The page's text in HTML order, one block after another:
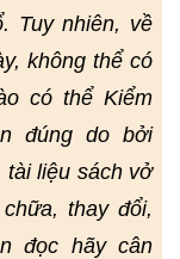
Tuy nhiên, về
không thể có
có thể Kiểm
đúng do bởi
tài liệu sách vở
thay đổi,
đọc hãy cân